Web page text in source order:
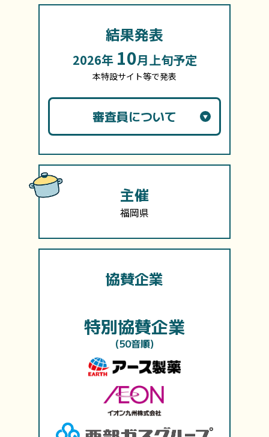
結果発表
2026年 10月上旬予定
本特設サイト等で発表
審査員について
主催
福岡県
協賛企業
特別協賛企業
(50音順)